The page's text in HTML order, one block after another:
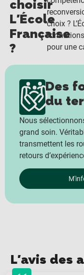
choisir
L'École
Française
?
choix ?
pour une
Des
du
Nous
grand soin.
transmettent les
retours
L'avis des